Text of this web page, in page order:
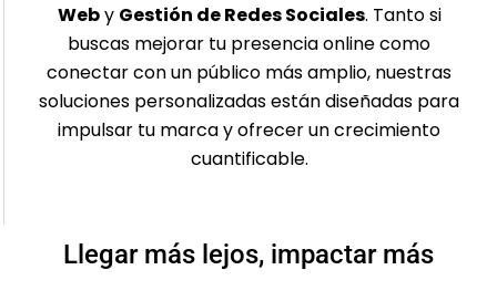
Weby Gestión de Redes Sociales. Tanto si
buscas mejorar tu presencia online como
conectar con un público más amplio, nuestras
soluciones personalizadas están diseñadas para
impulsar tu marca y ofrecer un crecimiento
cuantificable.
Llegar más lejos, impactar más